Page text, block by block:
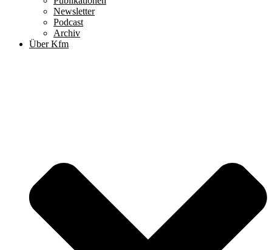
Newsletter
Podcast
Archiv
Über Kfm